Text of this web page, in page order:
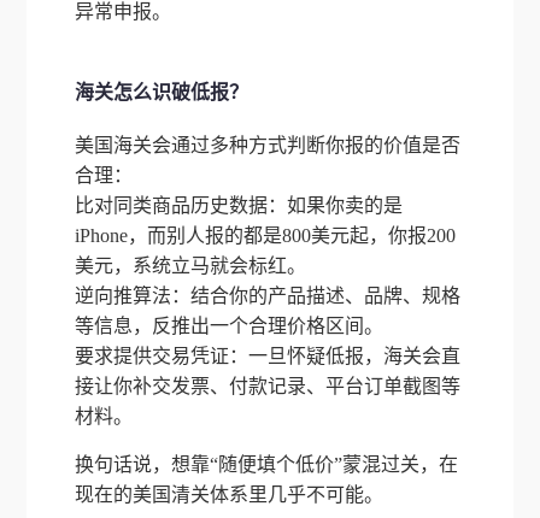
异常申报。
海关怎么识破低报？
美国海关会通过多种方式判断你报的价值是否
合理：
比对同类商品历史数据：如果你卖的是
iPhone，而别人报的都是800美元起，你报200
美元，系统立马就会标红。
逆向推算法：结合你的产品描述、品牌、规格
等信息，反推出一个合理价格区间。
要求提供交易凭证：一旦怀疑低报，海关会直
接让你补交发票、付款记录、平台订单截图等
材料。
换句话说，想靠“随便填个低价”蒙混过关，在
现在的美国清关体系里几乎不可能。